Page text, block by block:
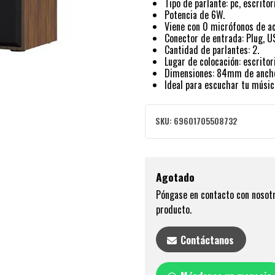
Tipo de parlante: pc,
Potencia de 6W.
Viene con 0 micrófonos de
Conector de entrada: Plug,
Cantidad de parlantes: 2.
Lugar de colocación:
Dimensiones: 84mm de
Ideal para escuchar tu
SKU: 69601705508732
Agotado
Póngase en contacto con
producto.
Contáctanos